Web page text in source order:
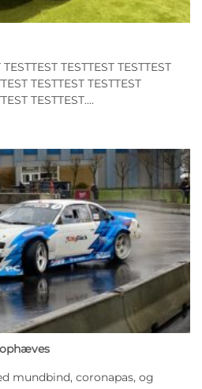
TESTTEST TESTTEST
TESTTEST TESTTEST
TESTTEST....
mundbind, coronapas, og